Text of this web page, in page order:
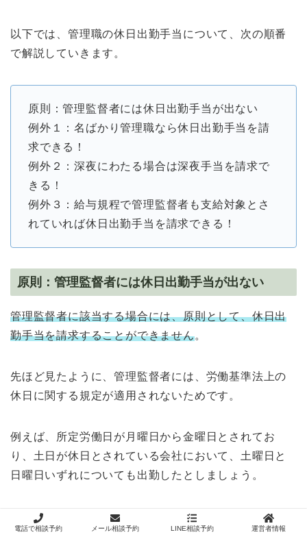
以下では、管理職の休日出勤手当について、次の順番
で解説していきます。
原則：管理監督者には休日出勤手当が出ない
例外１：名ばかり管理職なら休日出勤手当を請
求できる！
例外２：深夜にわたる場合は深夜手当を請求で
きる！
例外３：給与規程で管理監督者も支給対象とさ
れていれば休日出勤手当を請求できる！
原則：管理監督者には休日出勤手当が出ない
管理監督者に該当する場合には、原則として、休日出
勤手当を請求することができません。
先ほど見たように、管理監督者には、労働基準法上の
休日に関する規定が適用されないためです。
例えば、所定労働日が月曜日から金曜日とされてお
り、土日が休日とされている会社において、土曜日と
日曜日いずれについても出勤したとしましょう。
この場合、通常であれば、休日に出勤していますの
で、休日出勤手当を請求できるはずです。
電話で相談予約 メール相談予約 LINE相談予約 運営者情報